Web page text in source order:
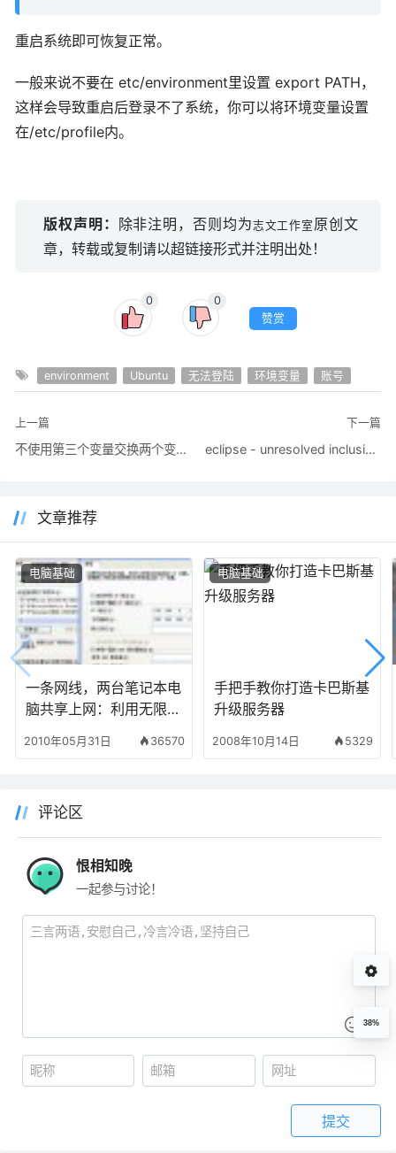
重启系统即可恢复正常。
一般来说不要在 etc/environment里设置 export PATH，
这样会导致重启后登录不了系统，你可以将环境变量设置
在/etc/profile内。
版权声明： 除非注明，否则均为志文工作室 原创文
章，转载或复制请以超链接形式并注明出处！
0
0
赞赏
environment Ubuntu 无法登陆 环境变量 账号
上一篇
不使用第三个变量交换两个变量值的方法
下一篇
eclipse - unresolved inclusion: <stdio.h>
文章推荐
一条网线，两台笔记本电
脑共享上网：利用无限网
实现互连或使用一条网线
2010年05月31日 36570
电脑基础
手把手教你打造卡巴斯基
升级服务器
2008年10月14日 5329
电脑基础
评论区
恨相知晚
一起参与讨论！
提交
38%